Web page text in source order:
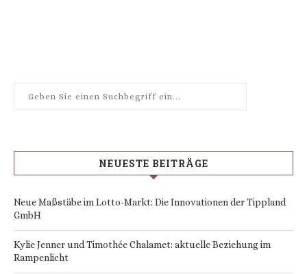
NEUESTE BEITRÄGE
Neue Maßstäbe im Lotto-Markt: Die Innovationen der Tippland
GmbH
Kylie Jenner und Timothée Chalamet: aktuelle Beziehung im
Rampenlicht